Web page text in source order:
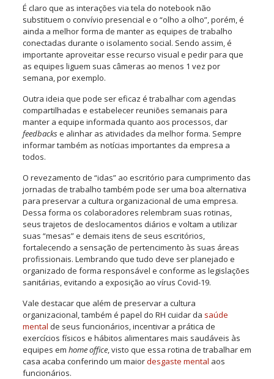
É claro que as interações via tela do notebook não
substituem o convívio presencial e o “olho a olho”, porém, é
ainda a melhor forma de manter as equipes de trabalho
conectadas durante o isolamento social. Sendo assim, é
importante aproveitar esse recurso visual e pedir para que
as equipes liguem suas câmeras ao menos 1 vez por
semana, por exemplo.
Outra ideia que pode ser eficaz é trabalhar com agendas
compartilhadas e estabelecer reuniões semanais para
manter a equipe informada quanto aos processos, dar
feedbackse alinhar as atividades da melhor forma. Sempre
informar também as notícias importantes da empresa a
todos.
O revezamento de “idas” ao escritório para cumprimento das
jornadas de trabalho também pode ser uma boa alternativa
para preservar a cultura organizacional de uma empresa.
Dessa forma os colaboradores relembram suas rotinas,
seus trajetos de deslocamentos diários e voltam a utilizar
suas “mesas” e demais itens de seus escritórios,
fortalecendo a sensação de pertencimento às suas áreas
profissionais. Lembrando que tudo deve ser planejado e
organizado de forma responsável e conforme as legislações
sanitárias, evitando a exposição ao vírus Covid-19.
Vale destacar que além de preservar a cultura
organizacional, também é papel do RH cuidar da saúde
mental de seus funcionários, incentivar a prática de
exercícios físicos e hábitos alimentares mais saudáveis às
equipes em home office, visto que essa rotina de trabalhar em
casa acaba conferindo um maiordesgaste mental aos
funcionários.